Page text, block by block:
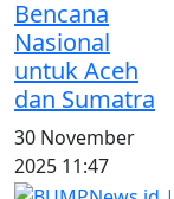
Bencana
Nasional
untuk Aceh
dan Sumatra
30 November
2025 11:47